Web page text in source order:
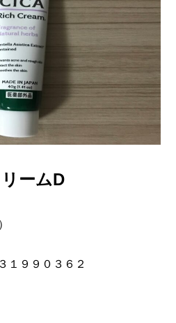
ームD
１９９０３６２